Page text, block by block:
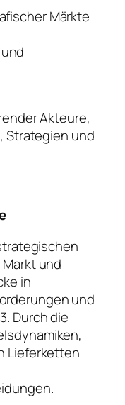
Märkte
Akteure,
Strategien und
und
in
und
Durch die
Lieferketten